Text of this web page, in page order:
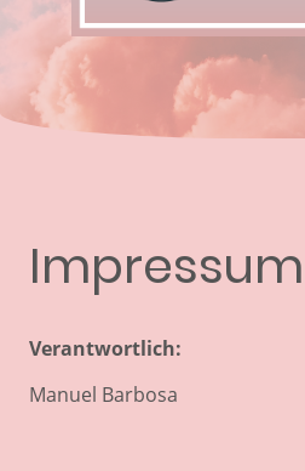
Impressum
Verantwortlich:
Manuel Barbosa